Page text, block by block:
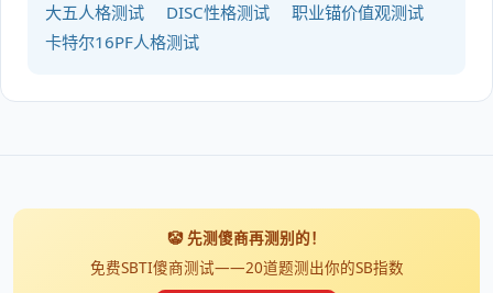
大五人格测试
DISC性格测试
职业锚价值观测试
卡特尔16PF人格测试
🤡 先测傻商再测别的！
免费SBTI傻商测试——20道题测出你的SB指数